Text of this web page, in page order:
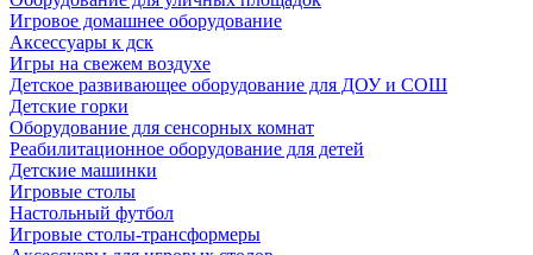
Игровое домашнее оборудование
Аксессуары к дск
Игры на свежем воздухе
Детское развивающее оборудование для ДОУ и СОШ
Детские горки
Оборудование для сенсорных комнат
Реабилитационное оборудование для детей
Детские машинки
Игровые столы
Настольный футбол
Игровые столы-трансформеры